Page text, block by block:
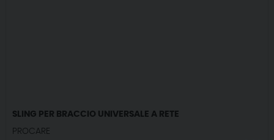
SLING PER BRACCIO UNIVERSALE A RETE
PROCARE